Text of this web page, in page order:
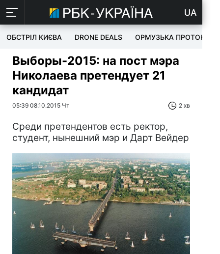
UA
ОБСТРІЛ КИЄВА DRONE DEALS ОРМУЗЬКА ПРОТОКА
Выборы-2015: на пост мэра
Николаева претендует 21
кандидат
05:39 08.10.2015 Чт 2 хв
Среди претендентов есть ректор,
студент, нынешний мэр и Дарт Вейдер